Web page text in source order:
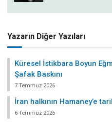
Yazarın Diğer Yazıları
Küresel İstikbara Boyun
Şafak Baskını
7 Temmuz 2026
İran halkının Hamaney’e
6 Temmuz 2026